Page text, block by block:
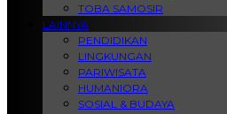
TOBA SAMOSIR
LAINNYA
PENDIDIKAN
LINGKUNGAN
PARIWISATA
HUMANIORA
SOSIAL & BUDAYA